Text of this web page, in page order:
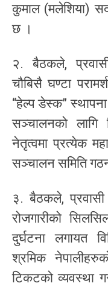
कुमाल (मलेशिया)
छ ।
२. बैठकले,
चौबिसै घण्टा
“हेल्प डेस्क”
सञ्चालनको लागि
नेतृत्वमा प्रत्येक
सञ्चालन समिति
३. बैठकले,
रोजगारीको
दुर्घटना लगायत
श्रमिक
टिकटको व्यवस्था